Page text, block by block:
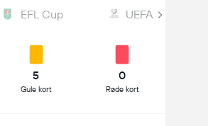
EFL Cup UEFA WC
5
Gule kort
0
Røde kort